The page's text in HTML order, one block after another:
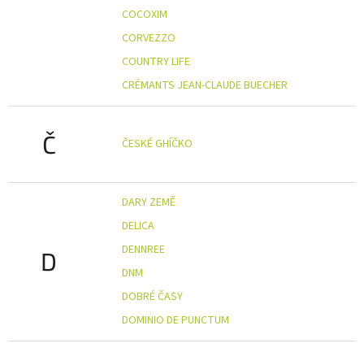
COCOXIM
CORVEZZO
COUNTRY LIFE
CRÉMANTS JEAN-CLAUDE BUECHER
Č ČESKÉ GHÍČKO
D
DARY ZEMĚ
DELICA
DENNREE
DNM
DOBRÉ ČASY
DOMINIO DE PUNCTUM